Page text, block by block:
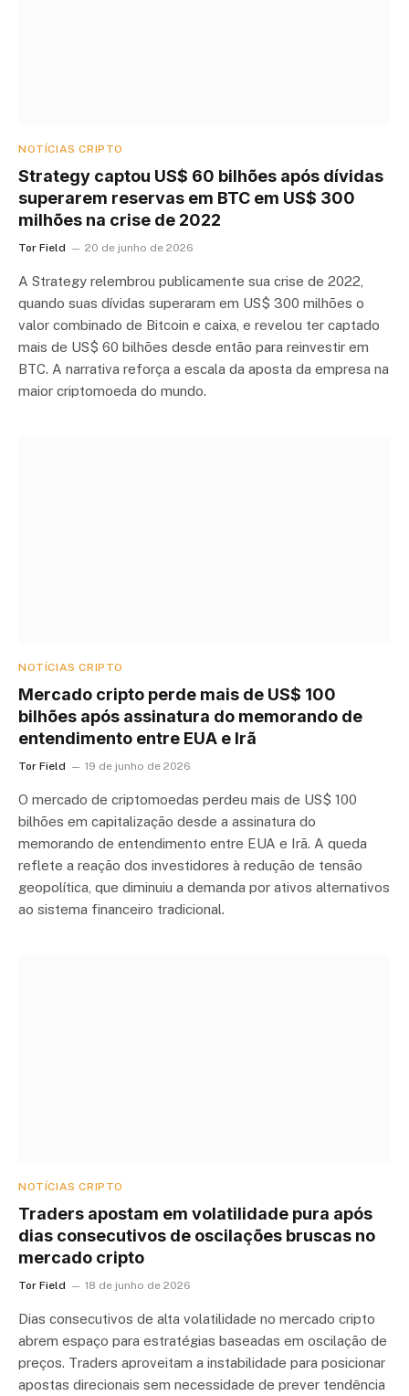
NOTÍCIAS CRIPTO
Strategy captou US$ 60 bilhões após dívidas
superarem reservas em BTC em US$ 300
milhões na crise de 2022
Tor Field 20 de junho de 2026
A Strategy relembrou publicamente sua crise de 2022,
quando suas dívidas superaram em US$ 300 milhões o
valor combinado de Bitcoin e caixa, e revelou ter captado
mais de US$ 60 bilhões desde então para reinvestir em
BTC. A narrativa reforça a escala da aposta da empresa na
maior criptomoeda do mundo.
NOTÍCIAS CRIPTO
Mercado cripto perde mais de US$ 100
bilhões após assinatura do memorando de
entendimento entre EUA e Irã
Tor Field 19 de junho de 2026
O mercado de criptomoedas perdeu mais de US$ 100
bilhões em capitalização desde a assinatura do
memorando de entendimento entre EUA e Irã. A queda
reflete a reação dos investidores à redução de tensão
geopolítica, que diminuiu a demanda por ativos alternativos
ao sistema financeiro tradicional.
NOTÍCIAS CRIPTO
Traders apostam em volatilidade pura após
dias consecutivos de oscilações bruscas no
mercado cripto
Tor Field 18 de junho de 2026
Dias consecutivos de alta volatilidade no mercado cripto
abrem espaço para estratégias baseadas em oscilação de
preços. Traders aproveitam a instabilidade para posicionar
apostas direcionais sem necessidade de prever tendência